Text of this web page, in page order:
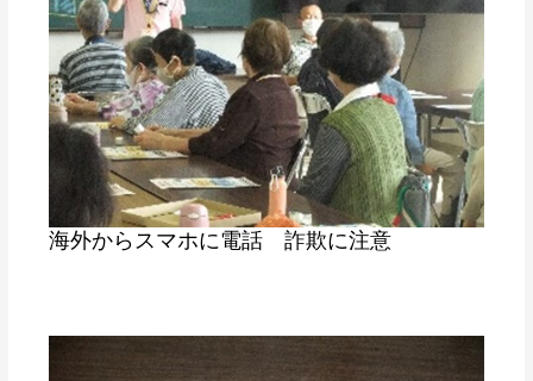
海外からスマホに電話 詐欺に注意